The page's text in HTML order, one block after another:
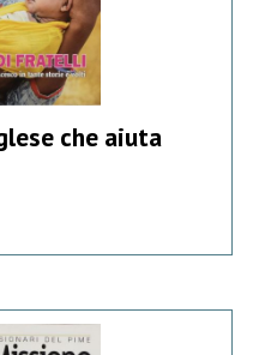
che aiuta